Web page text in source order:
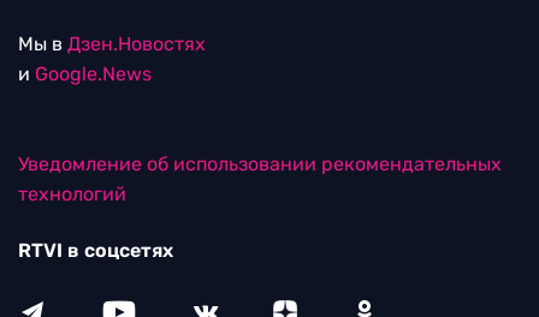
Мы в Дзен.Новостях
и Google.News
Уведомление об использовании рекомендательных
технологий
RTVI в соцсетях